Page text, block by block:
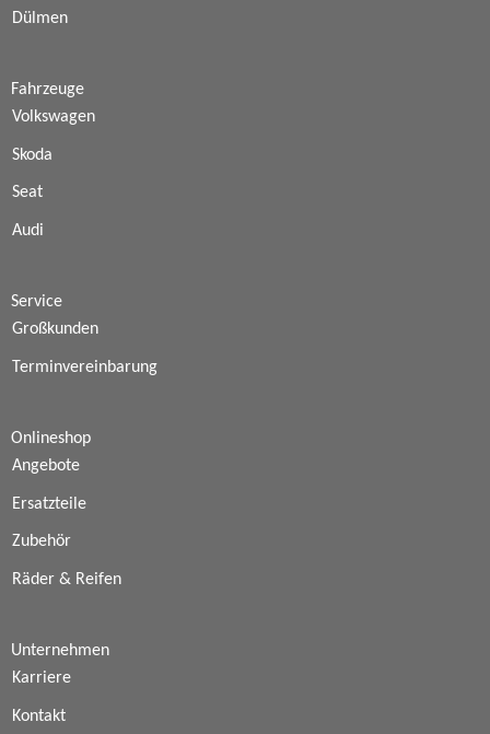
Dülmen
Fahrzeuge
Volkswagen
Skoda
Seat
Audi
Service
Großkunden
Terminvereinbarung
Onlineshop
Angebote
Ersatzteile
Zubehör
Räder & Reifen
Unternehmen
Karriere
Kontakt